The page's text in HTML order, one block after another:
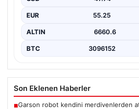
EUR 55.25
ALTIN 6660.6
BTC 3096152
Son Eklenen Haberler
■Garson robot kendini merdivenlerden